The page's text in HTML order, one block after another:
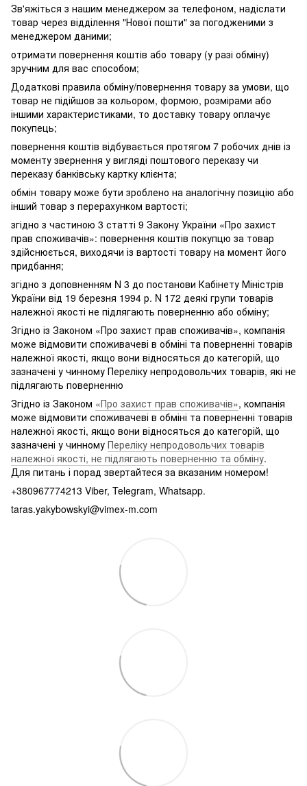
Зв'яжіться з нашим менеджером за телефоном, надіслати
товар через відділення "Нової пошти" за погодженими з
менеджером даними;
отримати повернення коштів або товару (у разі обміну)
зручним для вас способом;
Додаткові правила обміну/повернення товару за умови, що
товар не підійшов за кольором, формою, розмірами або
іншими характеристиками, то доставку товару оплачує
покупець;
повернення коштів відбувається протягом 7 робочих днів із
моменту звернення у вигляді поштового переказу чи
переказу банківську картку клієнта;
обмін товару може бути зроблено на аналогічну позицію або
інший товар з перерахунком вартості;
згідно з частиною 3 статті 9 Закону України «Про захист
прав споживачів»: повернення коштів покупцю за товар
здійснюється, виходячи із вартості товару на момент його
придбання;
згідно з доповненням N 3 до постанови Кабінету Міністрів
України від 19 березня 1994 р. N 172 деякі групи товарів
належної якості не підлягають поверненню або обміну;
Згідно із Законом «Про захист прав споживачів», компанія
може відмовити споживачеві в обміні та поверненні товарів
належної якості, якщо вони відносяться до категорій, що
зазначені у чинному Переліку непродовольчих товарів, які не
підлягають поверненню
Згідно із Законом «Про захист прав споживачів», компанія
може відмовити споживачеві в обміні та поверненні товарів
належної якості, якщо вони відносяться до категорій, що
зазначені у чинному Переліку непродовольчих товарів
належної якості, не підлягають поверненню та обміну.
Для питань і порад звертайтеся за вказаним номером!
+380967774213 Viber, Telegram, Whatsapp.
taras.yakybowskyi@vimex-m.com